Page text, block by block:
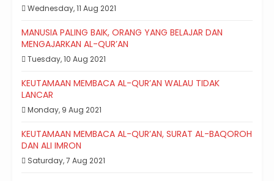
Wednesday, 11 Aug 2021
MANUSIA PALING BAIK, ORANG YANG BELAJAR DAN
MENGAJARKAN AL-QUR’AN
Tuesday, 10 Aug 2021
KEUTAMAAN MEMBACA AL-QUR’AN WALAU TIDAK
LANCAR
Monday, 9 Aug 2021
KEUTAMAAN MEMBACA AL-QUR’AN, SURAT AL-BAQOROH
DAN ALI IMRON
Saturday, 7 Aug 2021